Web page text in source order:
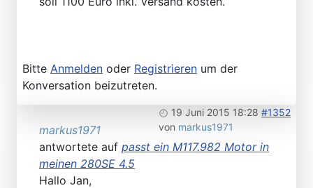
Bitte Anmelden oder Registrieren um der
Konversation beizutreten.
19 Juni 2015 18:28 #1352
von markus1971
markus1971
antwortete auf passt ein M117.982 Motor in
meinen 280SE 4.5
Hallo Jan,